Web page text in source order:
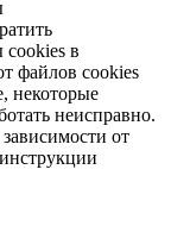
cookies в
файлов cookies
некоторые
неисправно.
от